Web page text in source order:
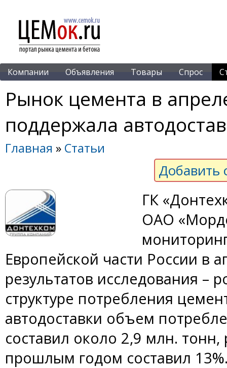
Компании Объявления Товары Спрос
Рынок цемента в
поддержала
Главная » Статьи
Добавить
ГК
ОАО
Европейской части России в
результатов исследования –
структуре потребления
автодоставки объем
составил около 2,9 млн.
прошлым годом составил